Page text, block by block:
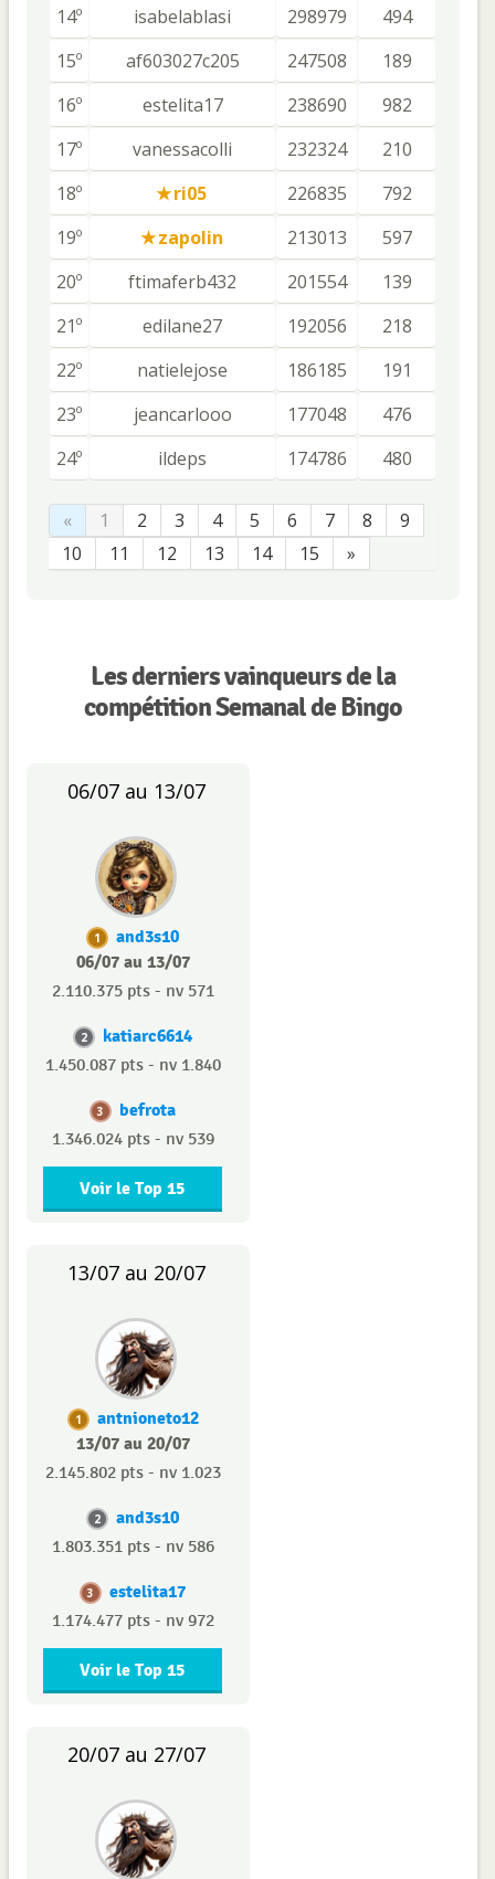
14º
isabelablasi 298979
494
15º
af603027c205 247508
189
16º
estelita17 238690
982
17º
vanessacolli 232324
210
18º
ri05 226835
792
19º
zapolin 213013
597
20º
ftimaferb432 201554
139
21º
edilane27 192056
218
22º
natielejose 186185
191
23º
jeancarlooo 177048
476
24º
ildeps 174786 480
« 1 2 3 4 5 6 7 8
9
10
11 12 13 14 15 »
Les derniers vainqueurs de la
compétition Semanal de Bingo
06/07 au 13/07
1
and3s10
06/07 au 13/07
2.110.375 pts - nv 571
2 katiarc6614
1.450.087 pts - nv 1.840
3 befrota
1.346.024 pts - nv 539
Voir le Top 15
13/07 au 20/07
1
antnioneto12
13/07 au 20/07
2.145.802 pts - nv 1.023
2 and3s10
1.803.351 pts - nv 586
3 estelita17
1.174.477 pts - nv 972
Voir le Top 15
20/07 au 27/07